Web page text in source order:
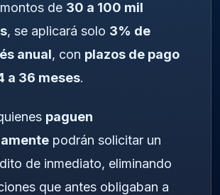
de 30 a 100 mil
, se aplicará solo 3% de
anual, con plazos de pago
a 36 meses.
paguen
podrán solicitar un
de inmediato, eliminando
que antes obligaban a